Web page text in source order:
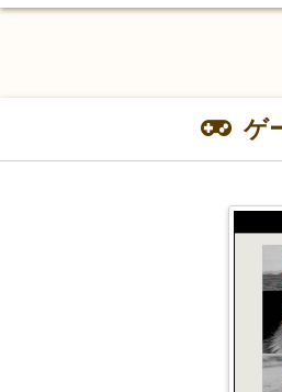
ゲ